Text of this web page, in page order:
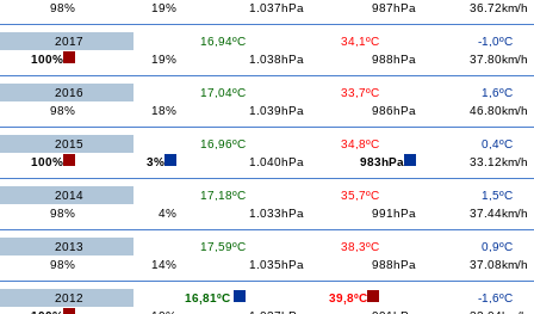
98%
19% 1.037hPa 987hPa 36.72km/h
2017 16,94ºC 34,1ºC
-1,0ºC
100%
19% 1.038hPa 988hPa 37.80km/h
2016 17,04ºC 33,7ºC
1,6ºC
98%
18% 1.039hPa 986hPa 46.80km/h
2015 16,96ºC 34,8ºC
0,4ºC
100%
3% 1.040hPa 983hPa 33.12km/h
2014 17,18ºC 35,7ºC
1,5ºC
98%
4% 1.033hPa 991hPa 37.44km/h
2013 17,59ºC 38,3ºC
0,9ºC
98%
14% 1.035hPa 988hPa 37.08km/h
2012 16,81ºC 39,8ºC
-1,6ºC